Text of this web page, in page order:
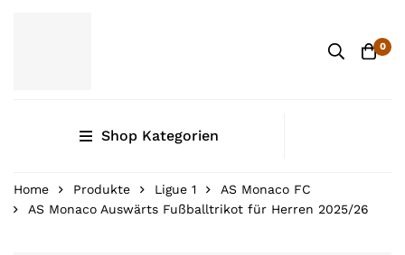
0
Shop Kategorien
Home Produkte Ligue 1
AS Monaco FC
AS Monaco Auswärts Fußballtrikot für Herren 2025/26